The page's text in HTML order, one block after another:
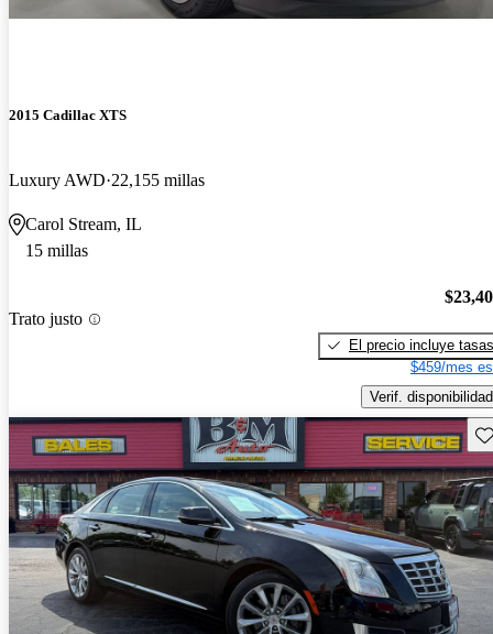
2015 Cadillac XTS
Luxury AWD 22,155 millas
Carol Stream, IL
15 millas
Trato justo
El precio incluye tasas
$459/mes
Verif. disponibilidad